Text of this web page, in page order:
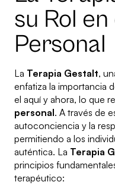
su Rol
Personal
La Terapia Gestalt,
enfatiza la importancia
el aquí y ahora, lo que
personal. A través de
autoconciencia y la
permitiendo a los
auténtica. La Terapia
principios
terapéutico: